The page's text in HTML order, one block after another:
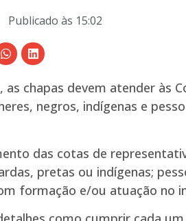
Publicado às 15:02
as chapas devem atender às
negros, indígenas e
das cotas de
pretas ou indígenas;
formação e/ou atuação no